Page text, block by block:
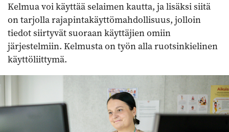
Kelmua voi käyttää selaimen kautta, ja lisäksi siitä
on tarjolla rajapintakäyttömahdollisuus, jolloin
tiedot siirtyvät suoraan käyttäjien omiin
järjestelmiin. Kelmusta on työn alla ruotsinkielinen
käyttöliittymä.